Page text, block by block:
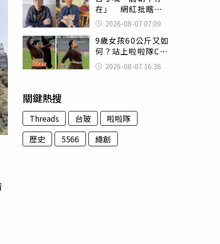
在」 網紅批瞎編
歷史：李白、杜甫
用鮮卑文寫詩？
2026-08-07 07:09
9歲女孩60公斤又如
何？站上啦啦隊C位
驚艷全場 千萬網
友被圈粉
2026-08-07 16:36
關鍵熱搜
Threads 台玻
啦啦隊
歷史
5566 緯創